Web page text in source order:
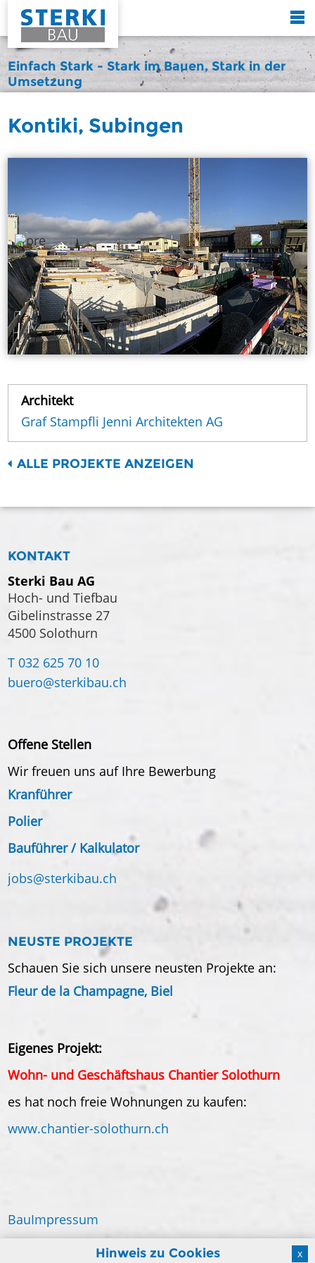
Einfach Stark - Stark im Bauen, Stark in der
Umsetzung
Kontiki, Subingen
Architekt
Graf Stampfli Jenni Architekten AG
ALLE PROJEKTE ANZEIGEN
KONTAKT
Sterki Bau AG
Hoch- und Tiefbau
Gibelinstrasse 27
4500 Solothurn
T 032 625 70 10
buero@sterkibau.ch
Offene Stellen
Wir freuen uns auf Ihre Bewerbung
Kranführer
Polier
Bauführer / Kalkulator
jobs@sterkibau.ch
NEUSTE PROJEKTE
Schauen Sie sich unsere neusten Projekte an:
Fleur de la Champagne, Biel
Eigenes Projekt:
Wohn- und Geschäftshaus Chantier Solothurn
es hat noch freie Wohnungen zu kaufen:
www.chantier-solothurn.ch
BauImpressum
x
Hinweis zu Cookies